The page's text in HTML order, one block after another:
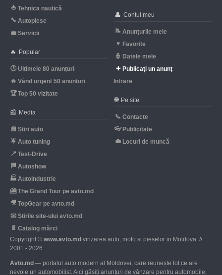
⛵ Tehnica nautică
🔧 Autopiese
💼 Servicii
🔥 Popular
🕒 Ultimele 80 anunțuri
🔥 Vând urgent 50 anunțuri
🏆Top 50 vizitate
📰 Media
📰 Știri auto
🌟 Auto tuning
📍 Test-Drive
🏁 Autoshow
🏭 Autoindustrie
🎦 The Grand Tour pe avto.md
🎥 TopGear pe avto.md
📧 Știrile site-ului avto.md
📄 Catalog mărci
👤 Contul meu
📝 Anunțurile mele
♥ Favorite
👮 Datele mele
➕ Publicați un anunț
Intrare
🌐 Pe site
📞 Contacte
👓 Publicitate
💼 Locuri de muncă
Copyright © www.avto.md vinzarea auto, moto si pieselor in Moldova. //
2001 - 2026
Avto.md — portalul auto modern al Moldovei, care reunește tot ce are
nevoie un automobilist. Aici găsiți anunțuri de vânzare pentru automobile,